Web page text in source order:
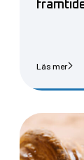
Läs mer